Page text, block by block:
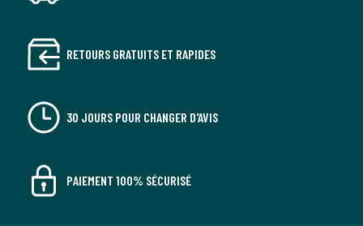
RETOURS GRATUITS ET RAPIDES
30 JOURS POUR CHANGER D'AVIS
PAIEMENT 100% SÉCURISÉ